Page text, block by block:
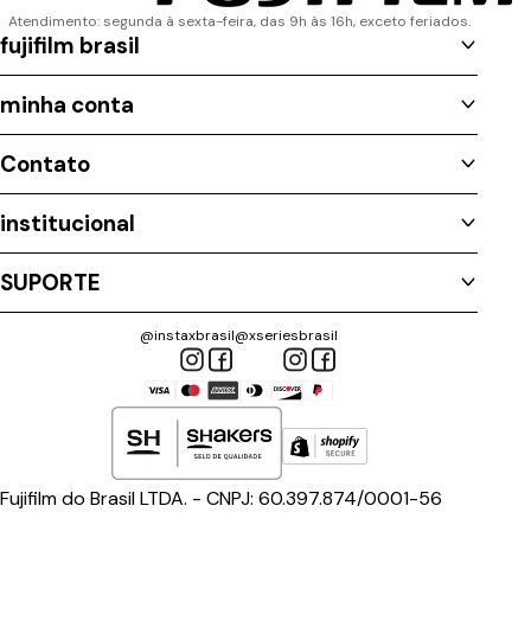
Atendimento: segunda à sexta-feira, das 9h às 16h, exceto feriados.
fujifilm brasil
Quem Somos
minha conta
Login
Lista de Desejos
Contato
E-MAIL
WHATSAPP
(11) 91659-1710
institucional
Política de Descarte
Política de Privacidade
Contato Privacidade Fujifilm
SUPORTE
Assistência Técnica@instaxbrasil@xseriesbrasil
Fujifilm do Brasil LTDA. - CNPJ: 60.397.874/0001-56